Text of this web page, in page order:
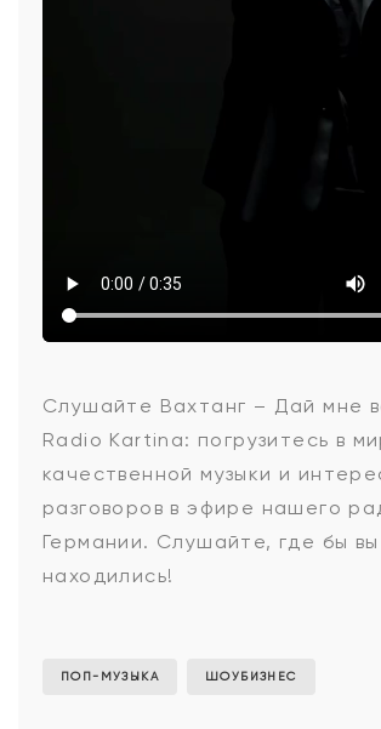
Вахтанг
-
Дай
Слушайте Вахтанг – Дай мне
Radio Kartina: погрузитесь в
качественной музыки и
разговоров в эфире нашего
Германии. Слушайте, где бы вы
находились!
ПОП-МУЗЫКА ШОУБИЗНЕС